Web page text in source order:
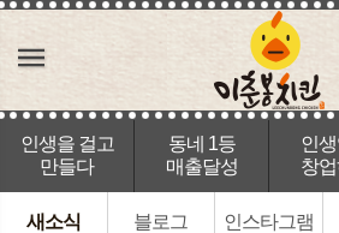
인생을 걸고
만들다
동네 1등
매출달성
인
창업
새소식 블로그 인스타그램